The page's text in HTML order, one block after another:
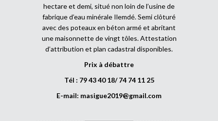
hectare et demi, situé non loin de l’usine de
fabrique d’eau minérale Ilemdé. Semi clôturé
avec des poteaux en béton armé et abritant
une maisonnette de vingt tôles. Attestation
d’attribution et plan cadastral disponibles.
Prix à débattre
Tél : 79 43 40 18/ 74 74 11 25
E-mail: masigue2019@gmail.com